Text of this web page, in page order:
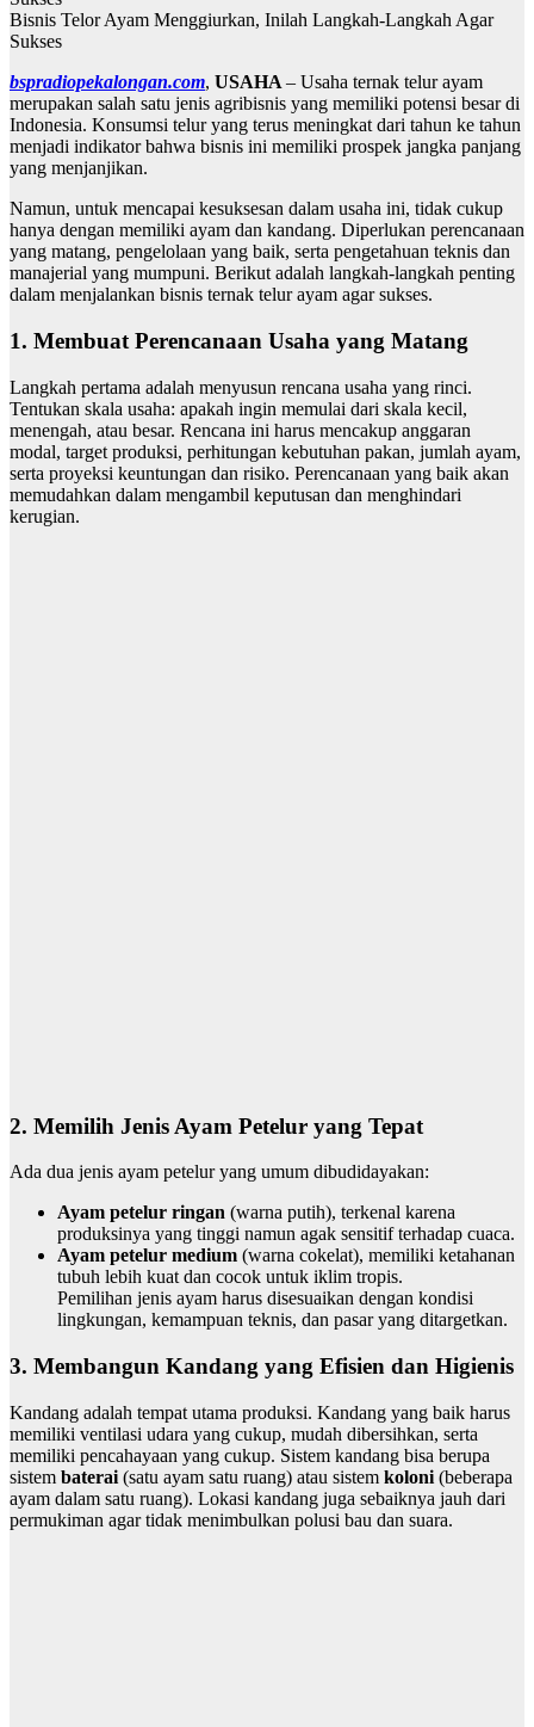
Bisnis Telor Ayam Menggiurkan, Inilah Langkah-Langkah Agar
Sukses
bspradiopekalongan.com, USAHA– Usaha ternak telur ayam
merupakan salah satu jenis agribisnis yang memiliki potensi besar di
Indonesia. Konsumsi telur yang terus meningkat dari tahun ke tahun
menjadi indikator bahwa bisnis ini memiliki prospek jangka panjang
yang menjanjikan.
Namun, untuk mencapai kesuksesan dalam usaha ini, tidak cukup
hanya dengan memiliki ayam dan kandang. Diperlukan perencanaan
yang matang, pengelolaan yang baik, serta pengetahuan teknis dan
manajerial yang mumpuni. Berikut adalah langkah-langkah penting
dalam menjalankan bisnis ternak telur ayam agar sukses.
1. Membuat Perencanaan Usaha yang Matang
Langkah pertama adalah menyusun rencana usaha yang rinci.
Tentukan skala usaha: apakah ingin memulai dari skala kecil,
menengah, atau besar. Rencana ini harus mencakup anggaran
modal, target produksi, perhitungan kebutuhan pakan, jumlah ayam,
serta proyeksi keuntungan dan risiko. Perencanaan yang baik akan
memudahkan dalam mengambil keputusan dan menghindari
kerugian.
2. Memilih Jenis Ayam Petelur yang Tepat
Ada dua jenis ayam petelur yang umum dibudidayakan:
Ayam petelur ringan (warna putih), terkenal karena
produksinya yang tinggi namun agak sensitif terhadap cuaca.
Ayam petelur medium (warna cokelat), memiliki ketahanan
tubuh lebih kuat dan cocok untuk iklim tropis.
Pemilihan jenis ayam harus disesuaikan dengan kondisi
lingkungan, kemampuan teknis, dan pasar yang ditargetkan.
3. Membangun Kandang yang Efisien dan Higienis
Kandang adalah tempat utama produksi. Kandang yang baik harus
memiliki ventilasi udara yang cukup, mudah dibersihkan, serta
memiliki pencahayaan yang cukup. Sistem kandang bisa berupa
sistem baterai (satu ayam satu ruang) atau sistem koloni (beberapa
ayam dalam satu ruang). Lokasi kandang juga sebaiknya jauh dari
permukiman agar tidak menimbulkan polusi bau dan suara.